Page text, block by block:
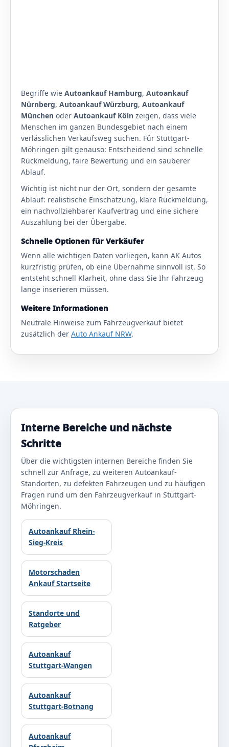
Begriffe wie Autoankauf Hamburg, Autoankauf
Nürnberg, Autoankauf Würzburg, Autoankauf
München oder Autoankauf Köln zeigen, dass viele
Menschen im ganzen Bundesgebiet nach einem
verlässlichen Verkaufsweg suchen. Für Stuttgart-
Möhringen gilt genauso: Entscheidend sind schnelle
Rückmeldung, faire Bewertung und ein sauberer
Ablauf.
Wichtig ist nicht nur der Ort, sondern der gesamte
Ablauf: realistische Einschätzung, klare Rückmeldung,
ein nachvollziehbarer Kaufvertrag und eine sichere
Auszahlung bei der Übergabe.
Schnelle Optionen für Verkäufer
Wenn alle wichtigen Daten vorliegen, kann AK Autos
kurzfristig prüfen, ob eine Übernahme sinnvoll ist. So
entsteht schnell Klarheit, ohne dass Sie Ihr Fahrzeug
lange inserieren müssen.
Weitere Informationen
Neutrale Hinweise zum Fahrzeugverkauf bietet
zusätzlich der Auto Ankauf NRW.
Interne Bereiche und nächste
Schritte
Über die wichtigsten internen Bereiche finden Sie
schnell zur Anfrage, zu weiteren Autoankauf-
Standorten, zu defekten Fahrzeugen und zu häufigen
Fragen rund um den Fahrzeugverkauf in Stuttgart-
Möhringen.
Autoankauf Rhein-
Sieg-Kreis
Motorschaden
Ankauf Startseite
Standorte und
Ratgeber
Autoankauf
Stuttgart-Wangen
Autoankauf
Stuttgart-Botnang
Autoankauf